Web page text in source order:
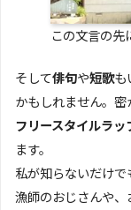
この文言の
そして俳句や短歌も
かもしれません。
フリースタイルラッ
ます。
私が知らないだけ
漁師のおじさんや